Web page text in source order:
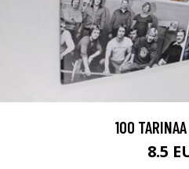
100
8.5